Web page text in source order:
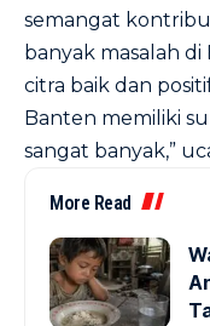
semangat
banyak masalah
citra baik dan
Banten memiliki
sangat banyak,”
More Read